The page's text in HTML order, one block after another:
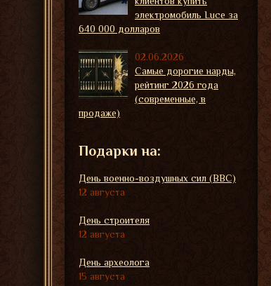
электромобиль Luce за
640 000 долларов
02.06.2026
Самые дорогие нарды,
рейтинг 2026 года
(современные, в
продаже)
Подарки на:
День военно-воздушных сил (ВВС)
12 августа
День строителя
12 августа
День археолога
15 августа